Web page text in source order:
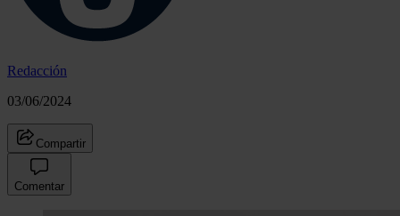
Redacción
03/06/2024
Compartir
Comentar